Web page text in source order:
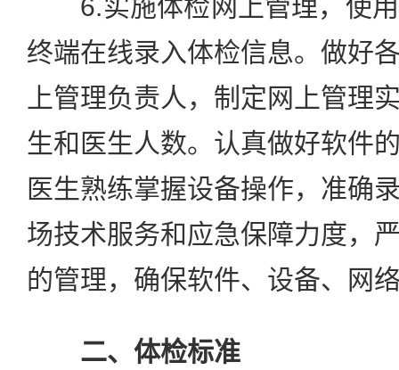
6.实施体检网上管理，使用
终端在线录入体检信息。做好
上管理负责人，制定网上管理
生和医生人数。认真做好软件
医生熟练掌握设备操作，准确
场技术服务和应急保障力度，
的管理，确保软件、设备、网
二、体检标准